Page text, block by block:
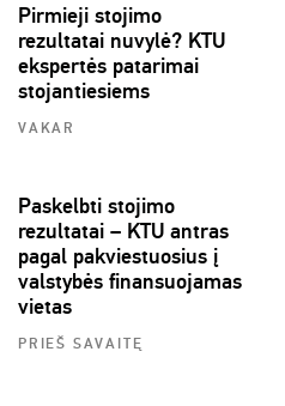
Pirmieji stojimo
rezultatai nuvylė? KTU
ekspertės patarimai
stojantiesiems
VAKAR
Paskelbti stojimo
rezultatai – KTU antras
pagal pakviestuosius į
valstybės finansuojamas
vietas
PRIEŠ SAVAITĘ